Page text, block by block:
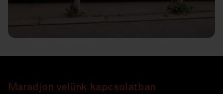
Maradjon velünk kapcsolatban